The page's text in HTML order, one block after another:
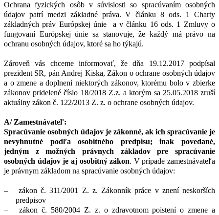
Ochrana fyzických osôb v súvislosti so spracúvaním osobných
údajov patrí medzi základné práva. V článku 8 ods. 1 Charty
základných práv Európskej únie a v článku 16 ods. 1 Zmluvy o
fungovaní Európskej únie sa stanovuje, že každý má právo na
ochranu osobných údajov, ktoré sa ho týkajú.
Zároveň vás chceme informovať, že dňa 19.12.2017 podpísal
prezident SR, pán Andrej Kiska, Zákon o ochrane osobných údajov
a o zmene a doplnení niektorých zákonov, ktorému bolo v zbierke
zákonov pridelené číslo 18/2018 Z.z. a ktorým sa 25.05.2018 zruší
aktuálny zákon č. 122/2013 Z. z. o ochrane osobných údajov.
A/ Zamestnávateľ:
Spracúvanie osobných údajov je zákonné, ak ich spracúvanie je
nevyhnutné podľa osobitného predpisu; inak povedané,
jedným z možných právnych základov pre spracúvanie
osobných údajov je aj osobitný zákon. V prípade zamestnávateľa
je právnym základom na spracúvanie osobných údajov:
– zákon č. 311/2001 Z. z. Zákonník práce v znení neskorších
predpisov
–
zákon č. 580/2004 Z. z. o zdravotnom poistení o zmene a